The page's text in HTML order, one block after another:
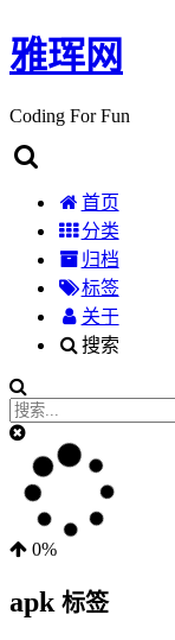
雅珲网
Coding For Fun
首页
分类
归档
标签
关于
搜索
0%
apk 标签